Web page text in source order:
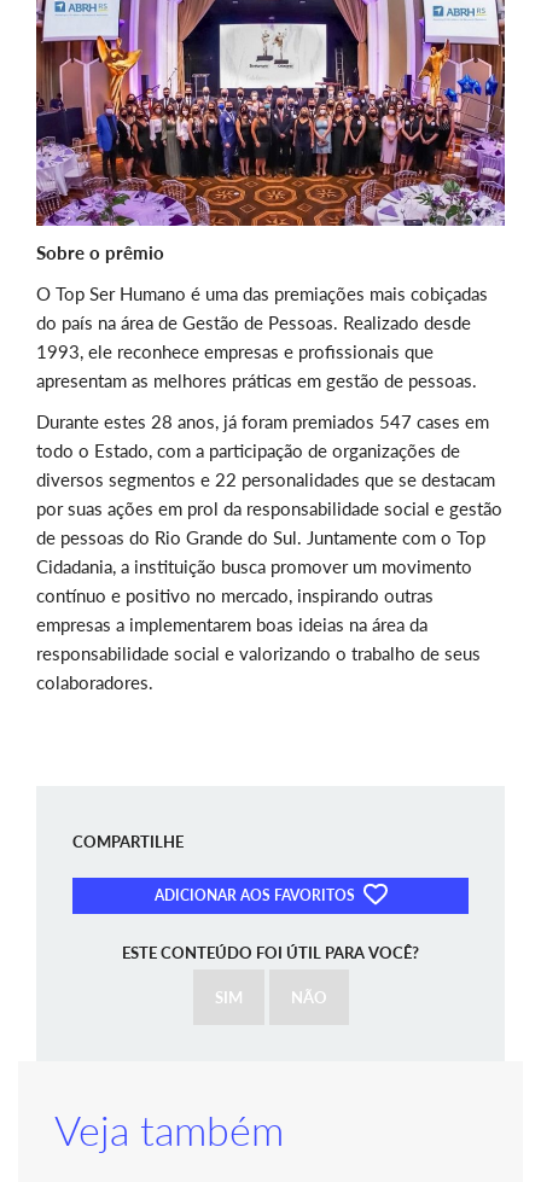
Sobre o prêmio
O Top Ser Humano é uma das premiações mais cobiçadas
do país na área de Gestão de Pessoas. Realizado desde
1993, ele reconhece empresas e profissionais que
apresentam as melhores práticas em gestão de pessoas.
Durante estes 28 anos, já foram premiados 547 cases em
todo o Estado, com a participação de organizações de
diversos segmentos e 22 personalidades que se destacam
por suas ações em prol da responsabilidade social e gestão
de pessoas do Rio Grande do Sul. Juntamente com o Top
Cidadania, a instituição busca promover um movimento
contínuo e positivo no mercado, inspirando outras
empresas a implementarem boas ideias na área da
responsabilidade social e valorizando o trabalho de seus
colaboradores.
COMPARTILHE
ADICIONAR AOS FAVORITOS
ESTE CONTEÚDO FOI ÚTIL PARA VOCÊ?
SIM NÃO
Veja também